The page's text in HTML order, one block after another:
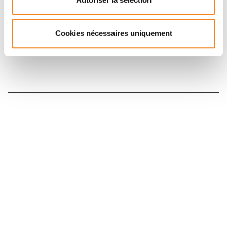
Cookies nécessaires uniquement